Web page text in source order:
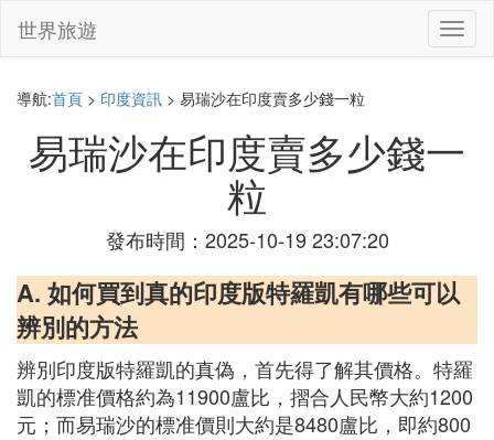
切
換
世界旅遊
導航:首頁 > 印度資訊 > 易瑞沙在印度賣多少錢一粒
易瑞沙在印度賣多少錢一
粒
發布時間：2025-10-19 23:07:20
A. 如何買到真的印度版特羅凱有哪些可以
辨別的方法
辨別印度版特羅凱的真偽，首先得了解其價格。特羅
凱的標准價格約為11900盧比，摺合人民幣大約1200
元；而易瑞沙的標准價則大約是8480盧比，即約800